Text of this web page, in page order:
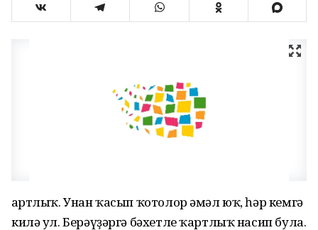
Ҡартлыҡ. Унан ҡасып ҡотолор әмәл юҡ, һәр кемгә
килә ул. Берәүҙәргә бәхетле ҡартлыҡ насип була.